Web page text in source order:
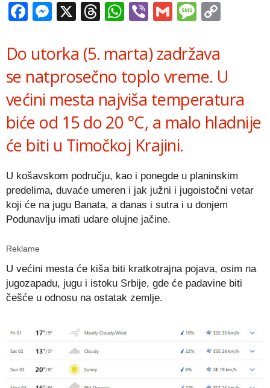
Facebook
Messenger
X Threads
WhatsApp
ViberGmail
Do utorka (5. marta) zadržava
se natprosečno toplo vreme. U
većini mesta najviša temperatura
biće od 15 do 20 °C, a malo hladnije
će biti u Timočkoj Krajini.
U košavskom području, kao i ponegde u planinskim
predelima, duvaće umeren i jak južni i jugoistočni vetar
koji će na jugu Banata, a danas i sutra i u donjem
Podunavlju imati udare olujne jačine.
Reklame
U većini mesta će kiša biti kratkotrajna pojava, osim na
jugozapadu, jugu i istoku Srbije, gde će padavine biti
češće u odnosu na ostatak zemlje.